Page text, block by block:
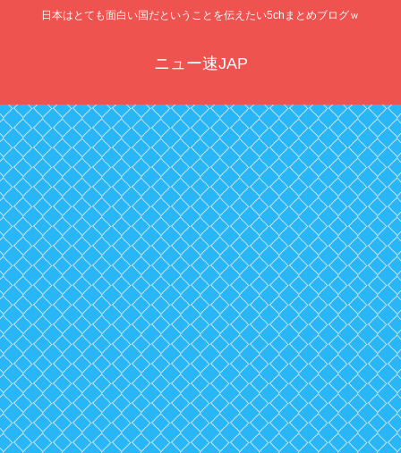
日本はとても面白い国だということを伝えたい5chまとめブログｗ
ニュー速JAP